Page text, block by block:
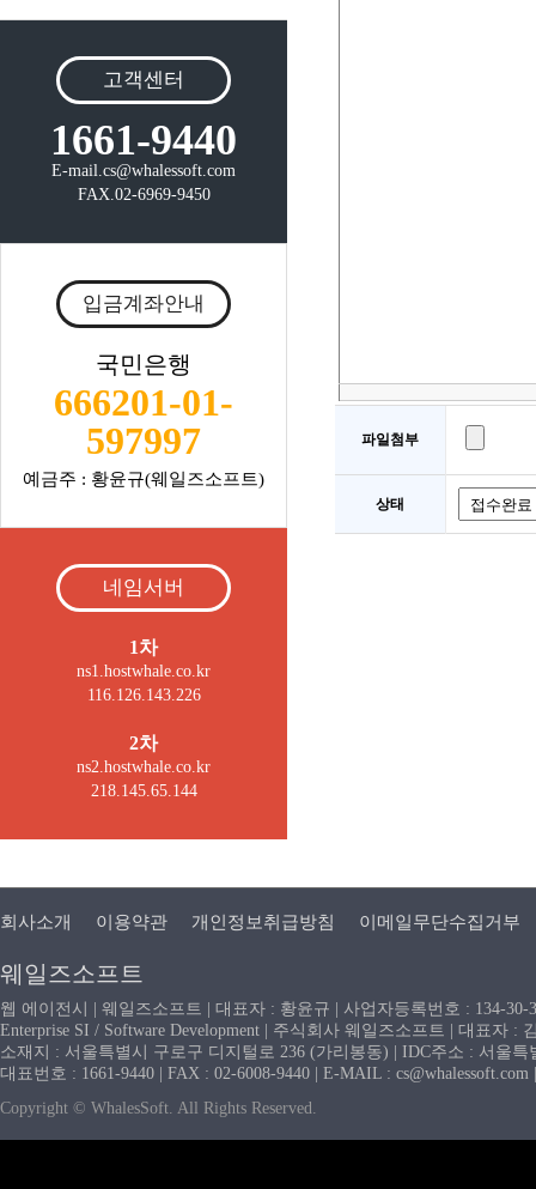
고객센터
1661-9440
E-mail.cs@whalessoft.com
FAX.02-6969-9450
입금계좌안내
국민은행
666201-01-
597997
예금주 : 황윤규(웨일즈소프트)
네임서버
1차
ns1.hostwhale.co.kr
116.126.143.226
2차
ns2.hostwhale.co.kr
218.145.65.144
파일첨부
상태
회사소개 이용약관 개인정보취급방침 이메일무단수집거부
웨일즈소프트
웹 에이전시 | 웨일즈소프트 | 대표자 : 황윤규 | 사업자등록번호 : 134-
Enterprise SI / Software Development | 주식회사 웨일즈소프트 | 대표자 :
소재지 : 서울특별시 구로구 디지털로 236 (가리봉동) | IDC주소 : 서울
대표번호 : 1661-9440 | FAX : 02-6008-9440 | E-MAIL :
Copyright © WhalesSoft. All Rights Reserved.